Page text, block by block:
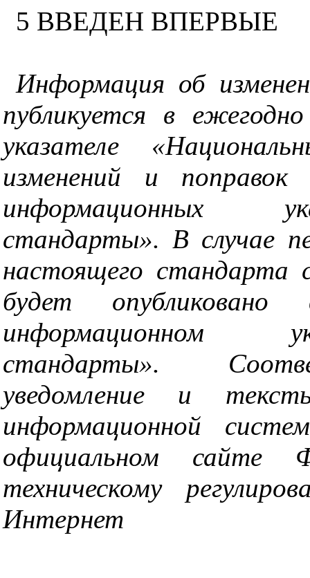
5 ВВЕДЕН ВПЕРВЫЕ
Информация об
публикуется в
указателе
изменений и
информационных
стандарты». В случае
настоящего стандарта
будет
информационном
стандарты».
уведомление и
информационной
официальном сайте
техническому
Интернет